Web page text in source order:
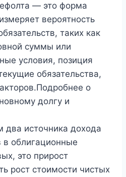
— это форма
вероятность
таких как
суммы или
условия, позиция
обязательства,
о
долгу и
два источника дохода
в облигационные
это прирост
рост стоимости чистых